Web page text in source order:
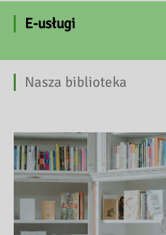
E-usługi
Nasza biblioteka